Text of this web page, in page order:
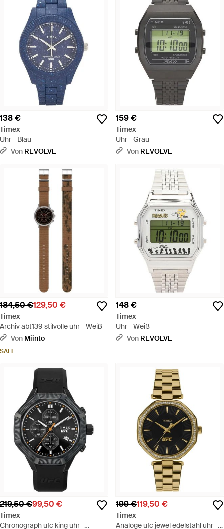
138 €
Timex
Uhr - Blau
Von REVOLVE
159 €
Timex
Uhr - Grau
Von REVOLVE
184,50 €129,50 €
Timex
Archiv abt139 stilvolle uhr - Weiß
Von Miinto
SALE
148 €
Timex
Uhr - Weiß
Von REVOLVE
219,50 €99,50 €
Timex
Chronograph ufc king uhr -
199 €119,50 €
Timex
Analoge ufc jewel edelstahl uhr -